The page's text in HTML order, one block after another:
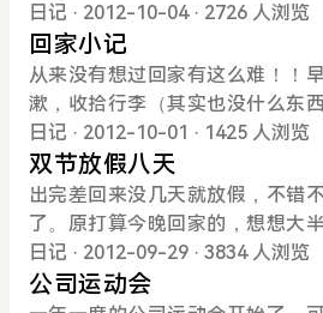
载，绝无死链！其实我一直想不
那么热衷于用115分享资源，快传
差啊？！安装了插件后，快传很
传，单文件最大支持文件100G。
0天续期一次，其实当你开通了附
现自动续期的。另外，快传空间
用可以不断扩大的。目前，我
是个不成熟的股民4.一个不敢拿
就不要买我也算熬到头了，3天
o 哈哈
片，于是决定搭建一个稳定的图
GAE上的，使用gaephotos，但
google app engine和Python上
了.......一向不喜欢多装软件，于
p图床源码，最终选定CF image
空闲的3蛋空间上，测试了下，效
地址：http://pic.wonse.info/
西，要留够充足的时间给他送过
话说。7：10车子准时从车站出发
达汽车站，看来速度还是挺快的
给老弟打电话来接我，结果一直
到他的人影！说是找不到车站，
道不会问啊，带着手机也不知道
非常郁闷的了。送完东西，休息
回公司了，一路堵车，5点才到，
买的书，很是不错。明天要值一
天，好好休息了
日记 · 2012-10-04 · 2726 人浏览
回家小记
从来没有想过回家有这么难！！
漱，收拾行李（其实也没什么东
包，里面装好钱包和手机充电器
买点东西，爸妈不让......）。5:46
车站的915，车子慢慢悠悠的到
来到汽车站刚好7:00.进站一看傻
去商南的队伍已经双线排成一条
队伍后面。等啊等，8：00后，站
竟然还要收钱，OH，my god！
日记 · 2012-10-01 · 1425 人浏览
双节放假八天
出完差回来没几天就放假，不错
了。原打算今晚回家的，想想大
好安排，还是明天起早赶汽车吧
上午饭。今天长假终于轮到我们
日记 · 2012-09-29 · 3834 人浏览
公司运动会